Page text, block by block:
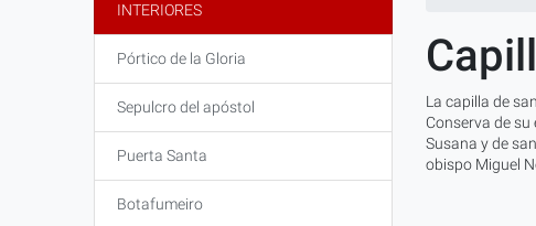
La capilla de
Conserva de
Susana y de
obispo Miguel
INTERIORES
Pórtico de la Gloria
Sepulcro del apóstol
Puerta Santa
Botafumeiro